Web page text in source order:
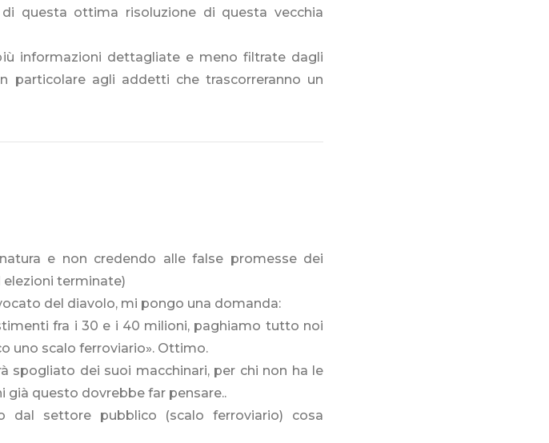
questa ottima risoluzione di questa vecchia
informazioni dettagliate e meno filtrate dagli
particolare agli addetti che trascorreranno un
e non credendo alle false promesse dei
terminate)
del diavolo, mi pongo una domanda:
fra i 30 e i 40 milioni, paghiamo tutto noi
uno scalo ferroviario». Ottimo.
spogliato dei suoi macchinari, per chi non ha le
questo dovrebbe far pensare..
dal settore pubblico (scalo ferroviario) cosa